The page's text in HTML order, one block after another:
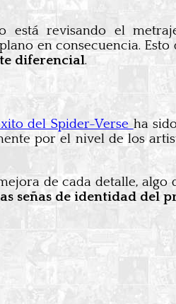
revisando el
en consecuencia.
diferencial.
del Spider-Verse ha
por el nivel de los
de cada detalle,
señas de identidad del